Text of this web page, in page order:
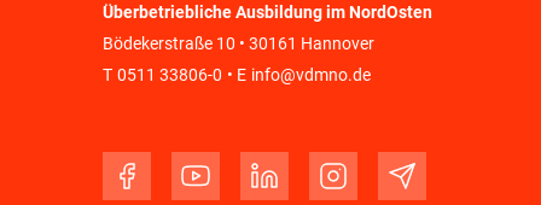
Überbetriebliche Ausbildung im NordOsten
Bödekerstraße 10 • 30161 Hannover
T 0511 33806-0 • E info@vdmno.de